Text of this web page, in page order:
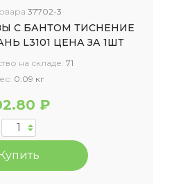
37702-3
С БАНТОМ ТИСНЕНИЕ
L3101 ЦЕНА ЗА 1ШТ
на складе: 71
0.09 кг
₽